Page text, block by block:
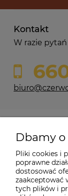
Kontakt
W razie
Moje konto
O firmie
Dbamy
Pliki cookies i
poprawne
dostosować
zaakceptować
tych plików i